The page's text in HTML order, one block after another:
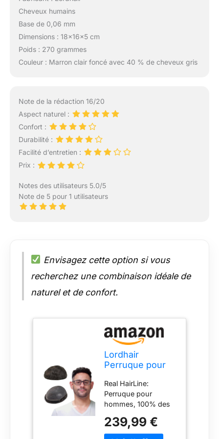
Cheveux humains
Base de 0,06 mm
Dimensions : 18x16x5 cm
Poids : 270 grammes
Couleur : Marron clair foncé avec 40 % de cheveux gris
Note de la rédaction 16/20
Aspect naturel :
Confort :
Durabilité :
Facilité d’entretien :
Prix :
Notes des utilisateurs 5.0/5
Note de 5 pour 1 utilisateurs
Envisagez cette option si vous
recherchez une combinaison idéale de
naturel et de confort.
Lordhair
Perruque pour
Homme Naturel
Cheveux
Humains, 0,06
mm V-looped de
Taille de Base de
Peau Super
Real HairLine:
Perruque pour
hommes, 100% des
cheveux, doux et
confortable, les
239,99 €